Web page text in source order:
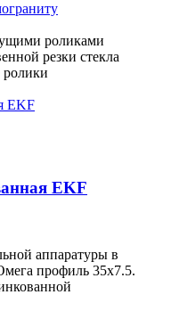
роликами
резки стекла
EKF
аппаратуры в
профиль 35х7.5.